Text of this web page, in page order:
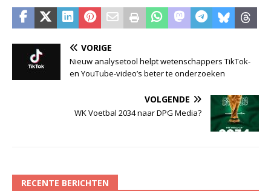
VORIGE
Nieuw analysetool helpt wetenschappers TikTok-
en YouTube-video’s beter te onderzoeken
VOLGENDE
WK Voetbal 2034 naar DPG Media?
RECENTE BERICHTEN